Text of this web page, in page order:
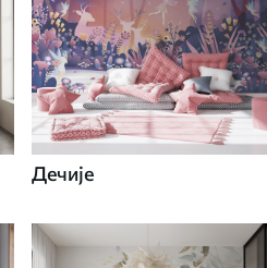
Дечије